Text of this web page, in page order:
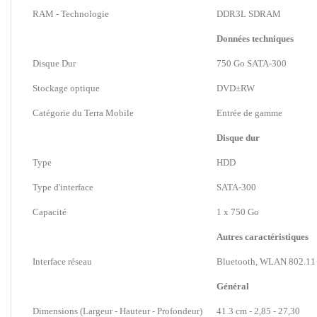
RAM - Technologie DDR3L SDRAM
Données techniques
Disque Dur 750 Go SATA-300
Stockage optique DVD±RW
Catégorie du Terra Mobile Entrée de gamme
Disque dur
Type HDD
Type d'interface SATA-300
Capacité 1 x 750 Go
Autres caractéristiques
Interface réseau Bluetooth, WLAN
Général
Dimensions (Largeur - Hauteur - Profondeur) 41.3 cm - 2,85 - 27,30